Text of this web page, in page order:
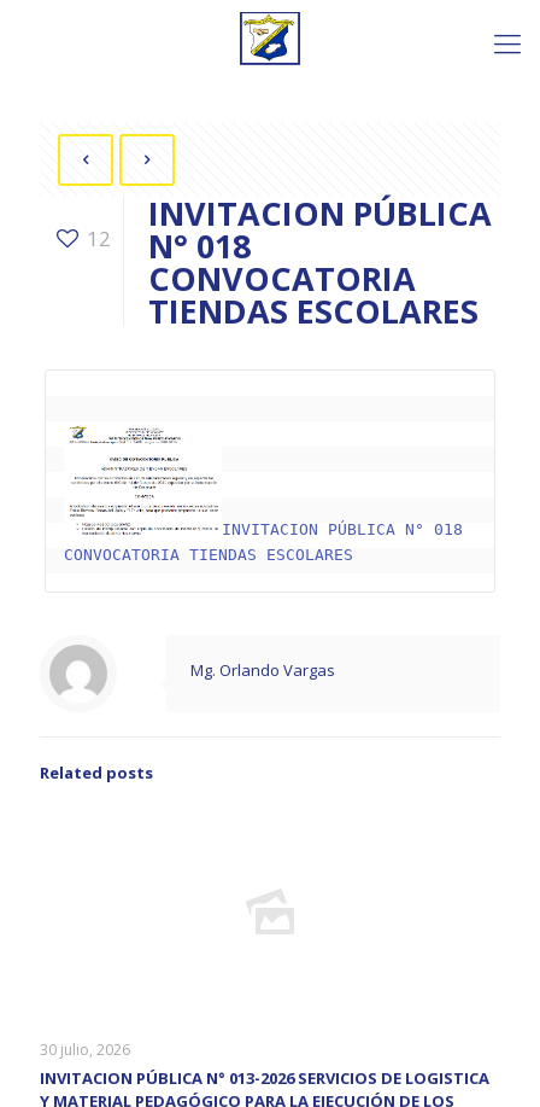
12
INVITACION PÚBLICA
N° 018
CONVOCATORIA
TIENDAS ESCOLARES
INVITACION PÚBLICA N° 018
CONVOCATORIA TIENDAS ESCOLARES
Mg. Orlando Vargas
Related posts
30 julio, 2026
INVITACION PÚBLICA N° 013-2026 SERVICIOS DE LOGISTICA
Y MATERIAL PEDAGÓGICO PARA LA EJECUCIÓN DE LOS